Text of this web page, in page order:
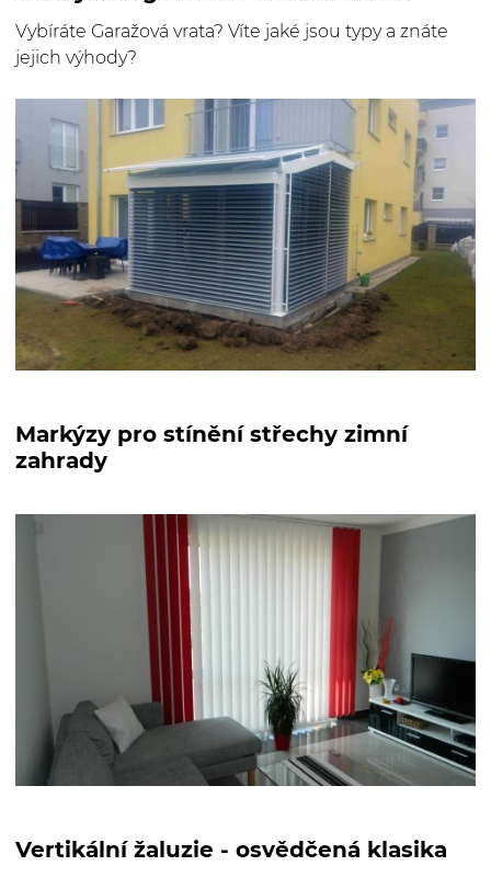
Vybíráte Garažová vrata? Víte jaké jsou typy a znáte
jejich výhody?
Markýzy pro stínění střechy zimní
zahrady
Vertikální žaluzie - osvědčená klasika